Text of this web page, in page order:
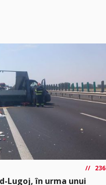
236
Lugoj, în urma unui